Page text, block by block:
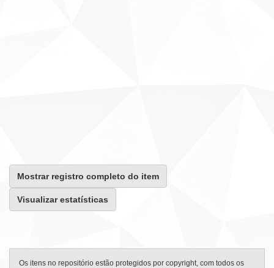
Mostrar registro completo do item
Visualizar estatísticas
Os itens no repositório estão protegidos por copyright, com todos os